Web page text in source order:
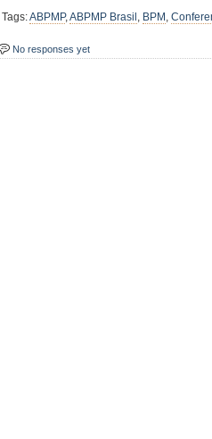
Tags:ABPMP,ABPMP Brasil , BPM ,
No responses yet